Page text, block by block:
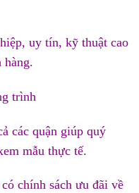
uy tín, kỹ thuật cao
hàng.
trình
các quận giúp quý
mẫu thực tế.
chính sách ưu đãi về